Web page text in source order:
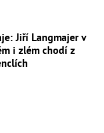
Jiří Langmajer v
i zlém chodí z